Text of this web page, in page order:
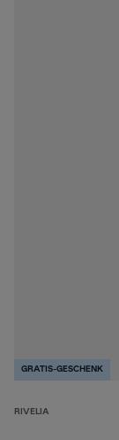
GRATIS-GESCHENK
RIVELIA